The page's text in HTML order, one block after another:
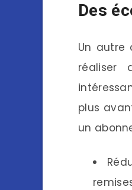
Des
Un autre
réaliser
plus
un